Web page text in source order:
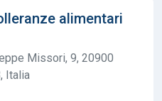
alimentari
Missori, 9, 20900
Italia